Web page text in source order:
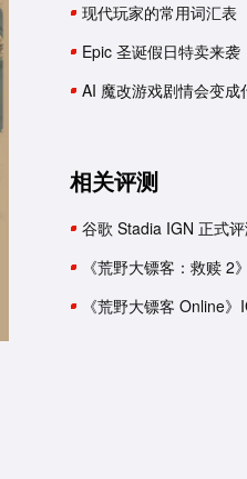
现代玩家的常用词汇表
Epic 圣诞假日特卖来
AI 魔改游戏剧情会变成
相关评测